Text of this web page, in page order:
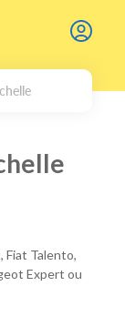
Fiat Talento,
Expert ou